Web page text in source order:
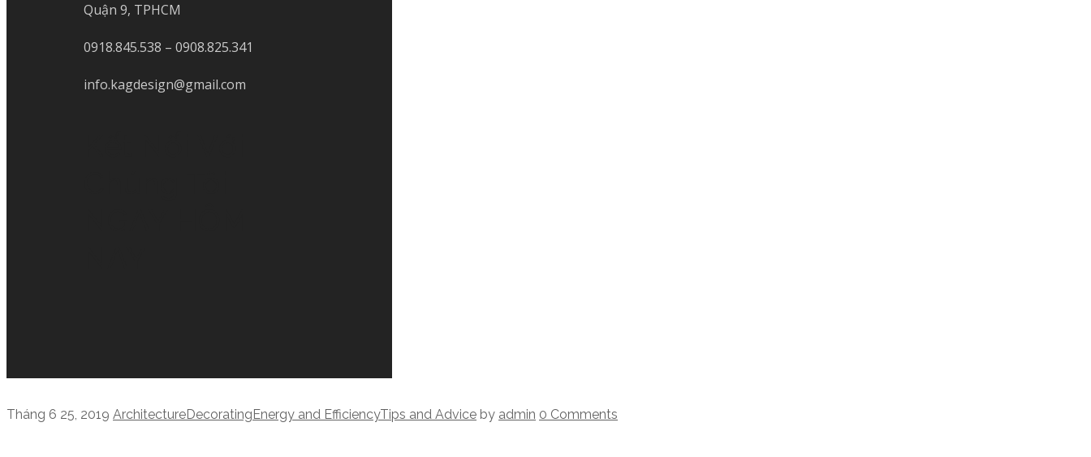
Quận 9, TPHCM
0918.845.538 – 0908.825.341
info.kagdesign@gmail.com
Tháng 6 25, 2019 ArchitectureDecoratingEnergy and EfficiencyTips and Advice by admin 0 Comments